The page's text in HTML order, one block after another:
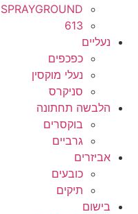
SPRAYGROUND
613
נעליים
כפכפים
נעלי מוקסין
סניקרס
הלבשה תחתונה
בוקסרים
גרביים
אביזרים
כובעים
תיקים
בישום